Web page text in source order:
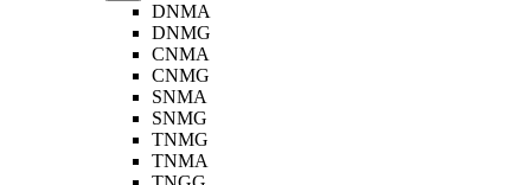
DNMA
DNMG
CNMA
CNMG
SNMA
SNMG
TNMG
TNMA